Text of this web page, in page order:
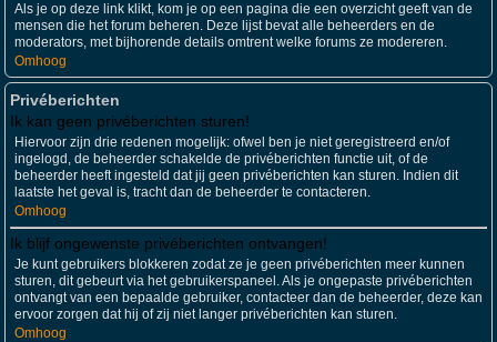
Als je op deze link klikt, kom je op een pagina die een overzicht geeft van de
mensen die het forum beheren. Deze lijst bevat alle beheerders en de
moderators, met bijhorende details omtrent welke forums ze modereren.
Omhoog
Privéberichten
Ik kan geen privéberichten sturen!
Hiervoor zijn drie redenen mogelijk: ofwel ben je niet geregistreerd en/of
ingelogd, de beheerder schakelde de privéberichten functie uit, of de
beheerder heeft ingesteld dat jij geen privéberichten kan sturen. Indien dit
laatste het geval is, tracht dan de beheerder te contacteren.
Omhoog
Ik blijf ongewenste privéberichten ontvangen!
Je kunt gebruikers blokkeren zodat ze je geen privéberichten meer kunnen
sturen, dit gebeurt via het gebruikerspaneel. Als je ongepaste privéberichten
ontvangt van een bepaalde gebruiker, contacteer dan de beheerder, deze kan
ervoor zorgen dat hij of zij niet langer privéberichten kan sturen.
Omhoog